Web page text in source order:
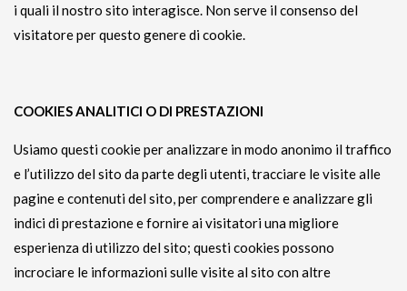
i quali il nostro sito interagisce. Non serve il consenso del
visitatore per questo genere di cookie.
COOKIES ANALITICI O DI PRESTAZIONI
Usiamo questi cookie per analizzare in modo anonimo il traffico
e l’utilizzo del sito da parte degli utenti, tracciare le visite alle
pagine e contenuti del sito, per comprendere e analizzare gli
indici di prestazione e fornire ai visitatori una migliore
esperienza di utilizzo del sito; questi cookies possono
incrociare le informazioni sulle visite al sito con altre